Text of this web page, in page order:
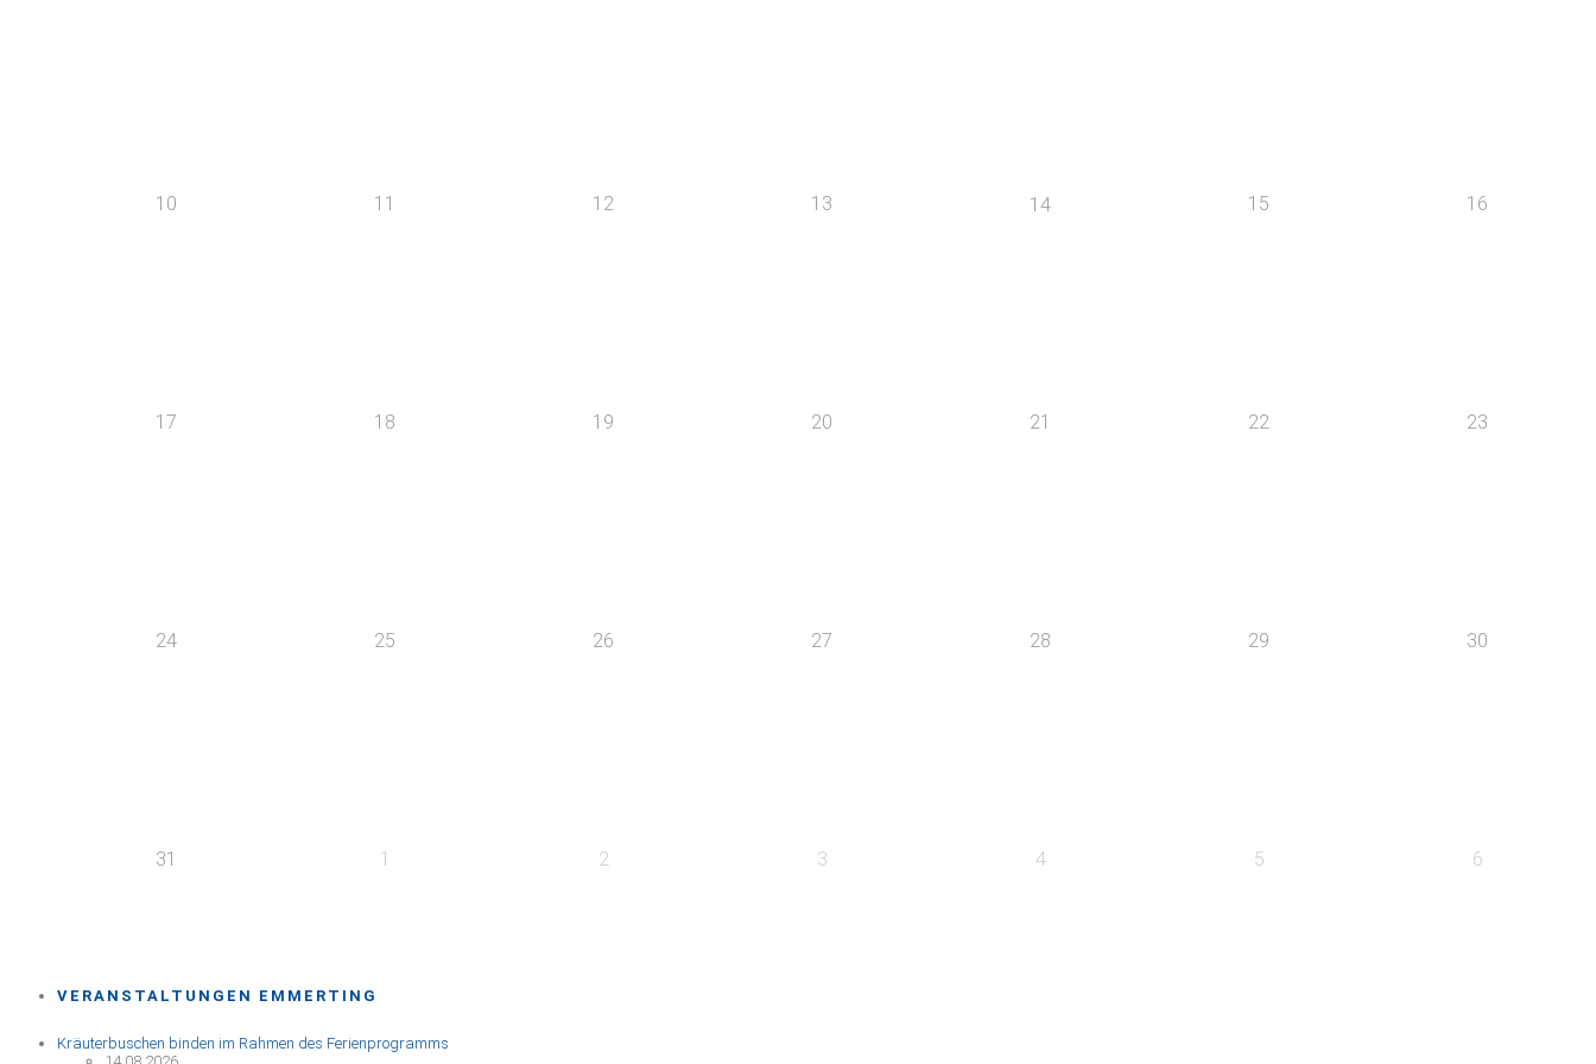
10 11 12 13 14 15 16
17 18 19 20 21 22 23
24 25 26 27 28 29 30
31 1 2 3 4 5 6
VERANSTALTUNGEN EMMERTING
Kräuterbuschen binden im Rahmen des Ferienprogramms